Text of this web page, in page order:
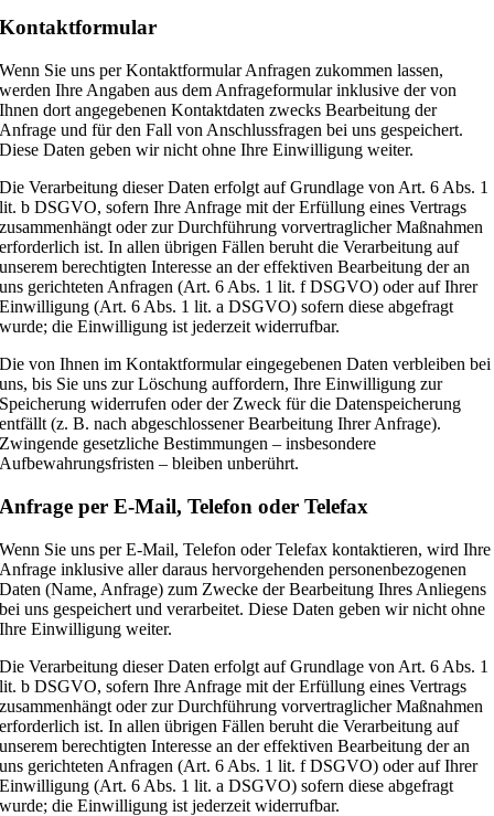
Kontaktformular
Wenn Sie uns per Kontaktformular Anfragen zukommen lassen,
werden Ihre Angaben aus dem Anfrageformular inklusive der von
Ihnen dort angegebenen Kontaktdaten zwecks Bearbeitung der
Anfrage und für den Fall von Anschlussfragen bei uns gespeichert.
Diese Daten geben wir nicht ohne Ihre Einwilligung weiter.
Die Verarbeitung dieser Daten erfolgt auf Grundlage von Art. 6 Abs. 1
lit. b DSGVO, sofern Ihre Anfrage mit der Erfüllung eines Vertrags
zusammenhängt oder zur Durchführung vorvertraglicher Maßnahmen
erforderlich ist. In allen übrigen Fällen beruht die Verarbeitung auf
unserem berechtigten Interesse an der effektiven Bearbeitung der an
uns gerichteten Anfragen (Art. 6 Abs. 1 lit. f DSGVO) oder auf Ihrer
Einwilligung (Art. 6 Abs. 1 lit. a DSGVO) sofern diese abgefragt
wurde; die Einwilligung ist jederzeit widerrufbar.
Die von Ihnen im Kontaktformular eingegebenen Daten verbleiben bei
uns, bis Sie uns zur Löschung auffordern, Ihre Einwilligung zur
Speicherung widerrufen oder der Zweck für die Datenspeicherung
entfällt (z. B. nach abgeschlossener Bearbeitung Ihrer Anfrage).
Zwingende gesetzliche Bestimmungen – insbesondere
Aufbewahrungsfristen – bleiben unberührt.
Anfrage per E-Mail, Telefon oder Telefax
Wenn Sie uns per E-Mail, Telefon oder Telefax kontaktieren, wird Ihre
Anfrage inklusive aller daraus hervorgehenden personenbezogenen
Daten (Name, Anfrage) zum Zwecke der Bearbeitung Ihres Anliegens
bei uns gespeichert und verarbeitet. Diese Daten geben wir nicht ohne
Ihre Einwilligung weiter.
Die Verarbeitung dieser Daten erfolgt auf Grundlage von Art. 6 Abs. 1
lit. b DSGVO, sofern Ihre Anfrage mit der Erfüllung eines Vertrags
zusammenhängt oder zur Durchführung vorvertraglicher Maßnahmen
erforderlich ist. In allen übrigen Fällen beruht die Verarbeitung auf
unserem berechtigten Interesse an der effektiven Bearbeitung der an
uns gerichteten Anfragen (Art. 6 Abs. 1 lit. f DSGVO) oder auf Ihrer
Einwilligung (Art. 6 Abs. 1 lit. a DSGVO) sofern diese abgefragt
wurde; die Einwilligung ist jederzeit widerrufbar.